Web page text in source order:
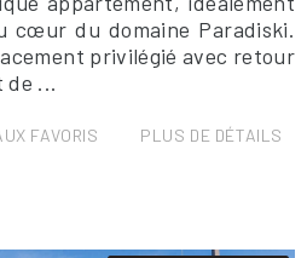
cœur du domaine Paradiski.
privilégié avec retour
de ...
FAVORIS PLUS DE DÉTAILS